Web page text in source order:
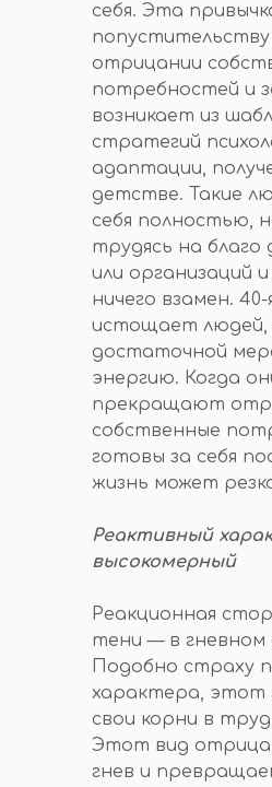
себя. Эта
отрицании
потребностей и
возникает из
стратегий
адаптации,
детстве. Такие
себя полностью,
трудясь на благо
или организаций
ничего взамен. 40-
истощает людей,
достаточной
энергию. Когда
прекращают
собственные
готовы за себя
жизнь может
Реактивный
высокомерный
Реакционная
тени — в гневном
Подобно страху
характера, этот
свои корни в
Этот вид
гнев и